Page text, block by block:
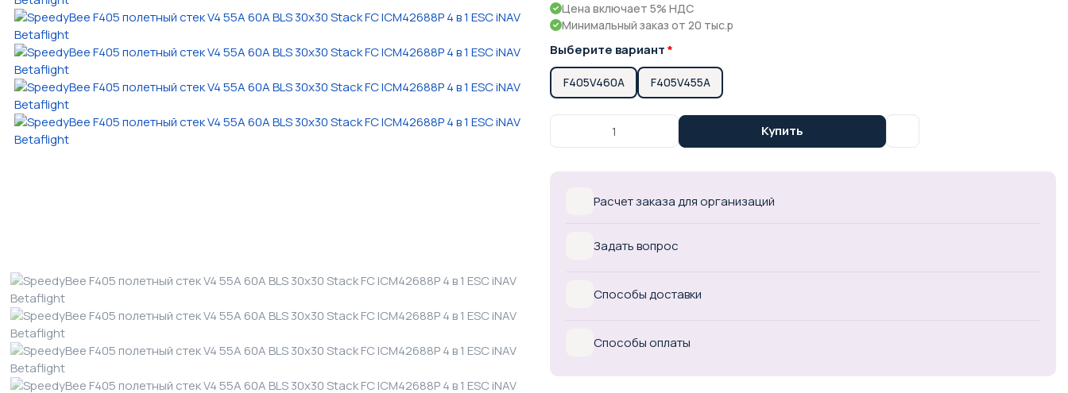
Цена включает 5% НДС
Минимальный заказ от 20 тыс.р
Выберите вариант
F405V460A F405V455A
Купить
Расчет заказа для организаций
Задать вопрос
Способы доставки
Способы оплаты